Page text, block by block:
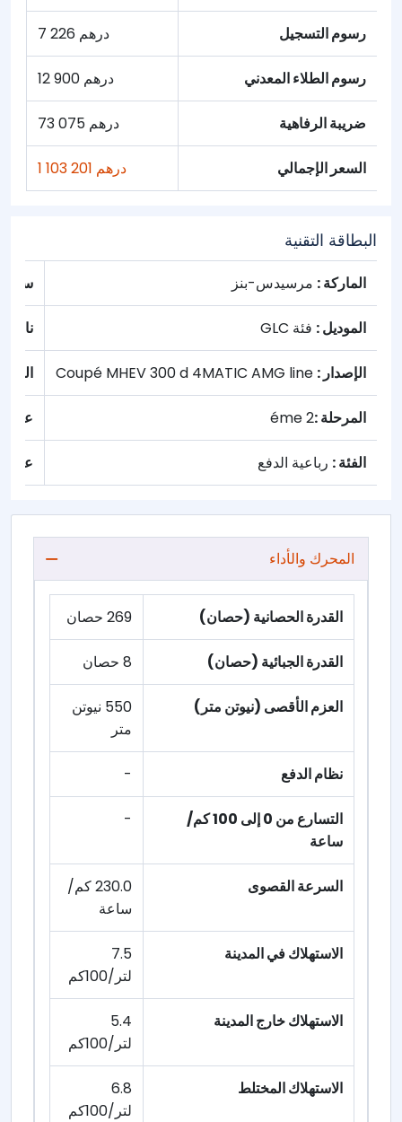
رسوم التسجيل 7 226 درهم
رسوم الطلاء المعدني 12 900 درهم
ضريبة الرفاهية 73 075 درهم
السعر الإجمالي 1 103 201 درهم
البطاقة التقنية
الماركة : مرسيدس-بنز سنة :
الموديل : فئة GLC ناقل
الإصدار :
المرحلة :2 éme عدد
الفئة : رباعية الدفع عدد
المحرك والأداء
القدرة الحصانية (حصان) 269 حصان
القدرة الجبائية (حصان) 8 حصان
العزم الأقصى (نيوتن متر)
550 نيوتن
متر
نظام الدفع -
التسارع من 0 إلى 100 كم/
ساعة
-
السرعة القصوى
230.0 كم/
ساعة
الاستهلاك في المدينة
7.5
لتر/100كم
الاستهلاك خارج المدينة
5.4
لتر/100كم
الاستهلاك المختلط
6.8
لتر/100كم